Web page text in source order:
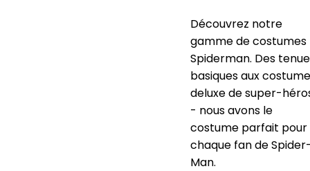
Découvrez notre
gamme de costumes
Spiderman. Des
basiques aux
deluxe de super-
- nous avons le
costume parfait pour
chaque fan de
Man.